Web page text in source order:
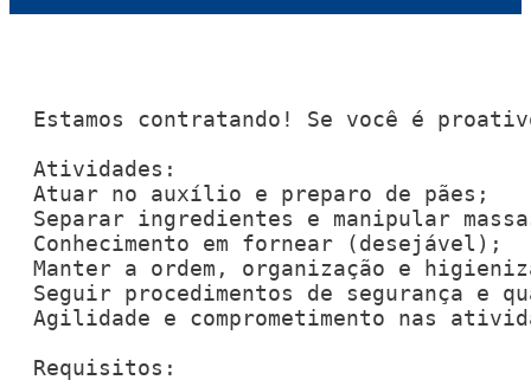
Estamos contratando! Se você é
Atividades:
Atuar no auxílio e preparo de pães;
Separar ingredientes e manipular
Conhecimento em fornear (desejável);
Manter a ordem, organização e
Seguir procedimentos de segurança e
Agilidade e comprometimento nas
Requisitos: